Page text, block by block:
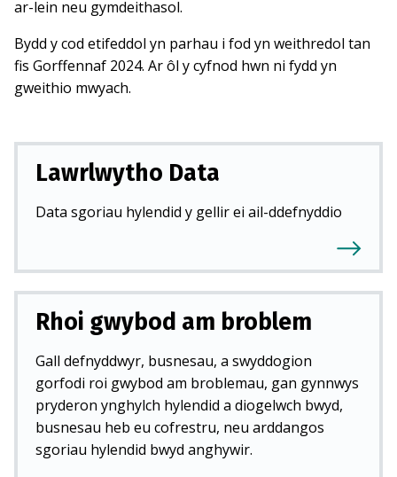
ar-lein neu gymdeithasol.
Bydd y cod etifeddol yn parhau i fod yn weithredol tan
fis Gorffennaf 2024. Ar ôl y cyfnod hwn ni fydd yn
gweithio mwyach.
Lawrlwytho Data
Data sgoriau hylendid y gellir ei ail-ddefnyddio
Rhoi gwybod am broblem
Gall defnyddwyr, busnesau, a swyddogion
gorfodi roi gwybod am broblemau, gan gynnwys
pryderon ynghylch hylendid a diogelwch bwyd,
busnesau heb eu cofrestru, neu arddangos
sgoriau hylendid bwyd anghywir.